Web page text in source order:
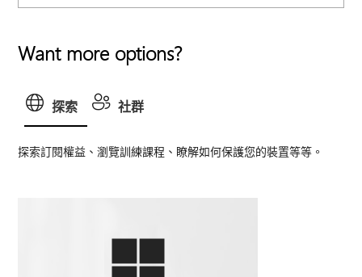
Want more options?
探索 社群
探索訂閱權益、瀏覽訓練課程、瞭解如何保護您的裝置等等。